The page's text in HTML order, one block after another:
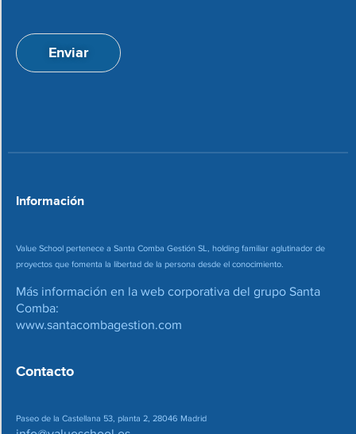
n
d
e
a
c
Enviar
Información
Value School pertenece a Santa Comba Gestión SL, holding familiar aglutinador de
proyectos que fomenta la libertad de la persona desde el conocimiento.
Más información en la web corporativa del grupo Santa
Comba:
www.santacombagestion.com
Contacto
Paseo de la Castellana 53, planta 2, 28046 Madrid